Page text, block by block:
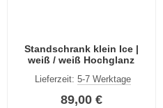
Standschrank klein Ice |
weiß / weiß Hochglanz
Lieferzeit:5-7 Werktage
89,00 €